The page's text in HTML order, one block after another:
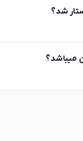
شد؟
میباشد؟